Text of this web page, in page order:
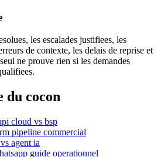
les escalades justifiees, les
de contexte, les delais de reprise et
ne prouve rien si les demandes
du cocon
cloud vs bsp
pipeline commercial
agent ia
guide operationnel